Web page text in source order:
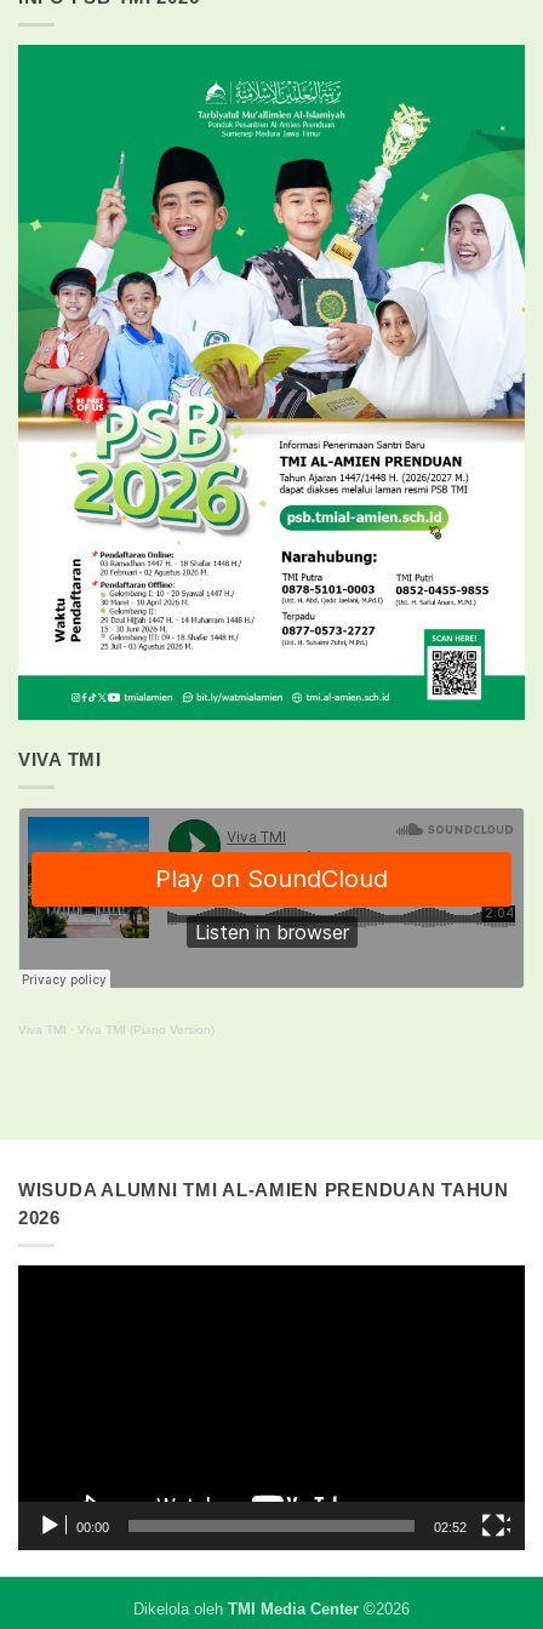
VIVA TMI
Viva TMI · Viva TMI (Piano Version)
WISUDA ALUMNI TMI AL-AMIEN PRENDUAN TAHUN
2026
00:00 02:52
Dikelola oleh TMI Media Center ©2026